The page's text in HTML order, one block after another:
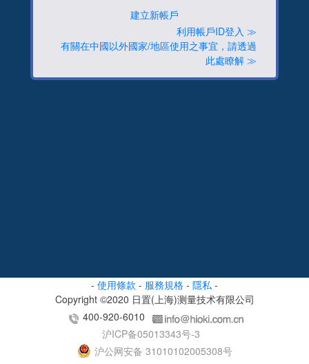
建立新帳戶
利用帳戶ID登入 ≫
有關在中國以外國家/地區使用之事宜，請透過
此處瞭解 ≫
- 使用條款 - 服務規格 - 隱私 -
Copyright ©2020 日置(上海)测量技术有限公司
400-920-6010
沪ICP备05013343号-3
沪公网安备 31010102005308号